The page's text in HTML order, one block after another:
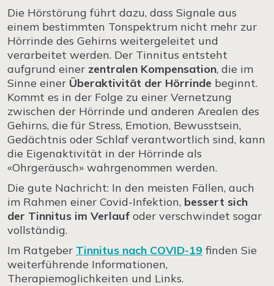
Die Hörstörung führt dazu, dass Signale aus
einem bestimmten Tonspektrum nicht mehr zur
Hörrinde des Gehirns weitergeleitet und
verarbeitet werden. Der Tinnitus entsteht
aufgrund einer zentralen Kompensation, die im
Sinne einer Überaktivität der Hörrinde beginnt.
Kommt es in der Folge zu einer Vernetzung
zwischen der Hörrinde und anderen Arealen des
Gehirns, die für Stress, Emotion, Bewusstsein,
Gedächtnis oder Schlaf verantwortlich sind, kann
die Eigenaktivität in der Hörrinde als
«Ohrgeräusch» wahrgenommen werden.
Die gute Nachricht: In den meisten Fällen, auch
im Rahmen einer Covid-Infektion, bessert sich
der Tinnitus im Verlauf oder verschwindet sogar
vollständig.
Im Ratgeber Tinnitus nach COVID-19 finden Sie
weiterführende Informationen,
Therapiemoglichkeiten und Links.